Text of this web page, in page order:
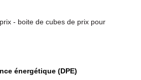
- boite de cubes de prix pour
énergétique (DPE)